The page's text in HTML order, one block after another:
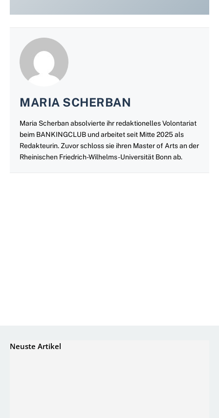
MARIA SCHERBAN
Maria Scherban absolvierte ihr redaktionelles Volontariat
beim BANKINGCLUB und arbeitet seit Mitte 2025 als
Redakteurin. Zuvor schloss sie ihren Master of Arts an der
Rheinischen Friedrich-Wilhelms-Universität Bonn ab.
Neuste Artikel